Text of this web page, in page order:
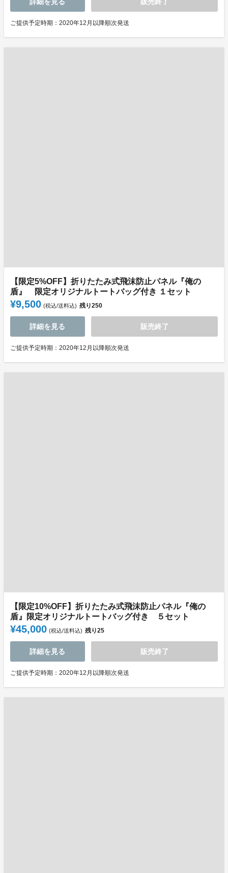
ご提供予定時期：2020年12月以降順次発送
【限定5%OFF】折りたたみ式飛沫防止パネル『俺の
盾』 限定オリジナルトートバッグ付き １セット
¥9,500 (税込/送料込) 残り250
詳細を見る 販売終了
ご提供予定時期：2020年12月以降順次発送
【限定10%OFF】折りたたみ式飛沫防止パネル『俺の
盾』限定オリジナルトートバッグ付き ５セット
¥45,000 (税込/送料込) 残り25
詳細を見る 販売終了
ご提供予定時期：2020年12月以降順次発送